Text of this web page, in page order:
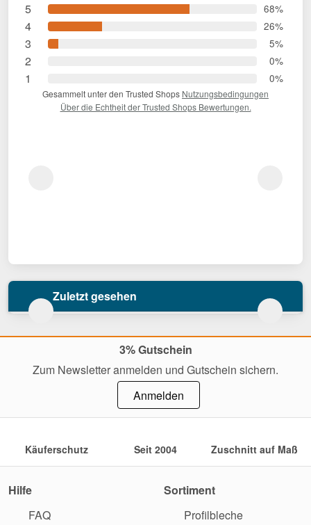
5 68%
4 26%
3 5%
2 0%
1 0%
Gesammelt unter den Trusted Shops Nutzungsbedingungen
Über die Echtheit der Trusted Shops Bewertungen.
Zuletzt gesehen
3% Gutschein
Zum Newsletter anmelden und Gutschein sichern.
Anmelden
Käuferschutz Seit 2004 Zuschnitt auf Maß
Hilfe
FAQ
Sortiment
Profilbleche